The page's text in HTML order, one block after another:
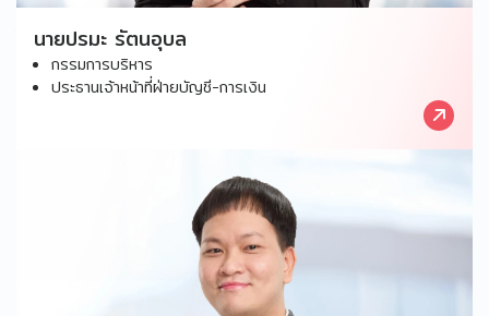
นายปรมะ รัตนอุบล
กรรมการบริหาร
ประธานเจ้าหน้าที่ฝ่ายบัญชี-การเงิน